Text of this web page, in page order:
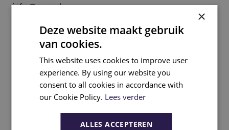
info@pga.nl
Deze verklaring is op 28/10/2025 opgesteld.
plaats op 28/10/2025.
×
Deze website maakt gebruik
van cookies.
This website uses cookies to improve user
experience. By using our website you
consent to all cookies in accordance with
our Cookie Policy. Lees verder
ALLES ACCEPTEREN